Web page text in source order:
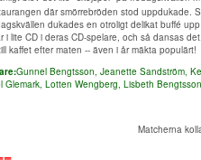
där smörrebröden stod uppdukade.
dukades en otroligt delikat buffé
i lite CD i deras CD-spelare, och så dansas
kaffet efter maten -- även i år mäkta populärt!
Gunnel Bengtsson, Jeanette Sandström,
Glemark, Lotten Wengberg, Lisbeth
Matcherna